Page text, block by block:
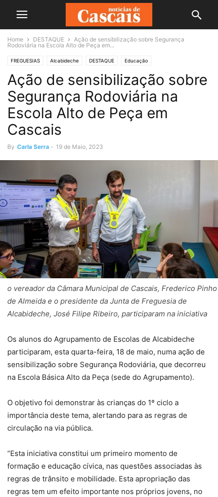
Home DESTAQUE
Ação de sensibilização sobre Segurança
Rodoviária na Escola Alto de Peça em...
FREGUESIAS Alcabideche DESTAQUE Educação
Ação de sensibilização sobre
Segurança Rodoviária na
Escola Alto de Peça em
Cascais
By Carla Serra - 19 de Maio, 2023
o vereador da Câmara Municipal de Cascais, Frederico Pinho
de Almeida e o presidente da Junta de Freguesia de
Alcabideche, José Filipe Ribeiro, participaram na iniciativa
Os alunos do Agrupamento de Escolas de Alcabideche
participaram, esta quarta-feira, 18 de maio, numa ação de
sensibilização sobre Segurança Rodoviária, que decorreu
na Escola Básica Alto da Peça (sede do Agrupamento).
O objetivo foi demonstrar às crianças do 1º ciclo a
importância deste tema, alertando para as regras de
circulação na via pública.
“Esta iniciativa constitui um primeiro momento de
formação e educação cívica, nas questões associadas às
regras de trânsito e mobilidade. Esta apropriação das
regras tem um efeito importante nos próprios jovens, no